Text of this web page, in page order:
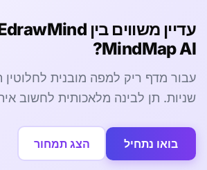
MindMap AI?
עבור מדף ריק למפה מובנית לחלוטין
שניות. תן לבינה מלאכותית לחשוב
בואו נתחיל הצג תמחור